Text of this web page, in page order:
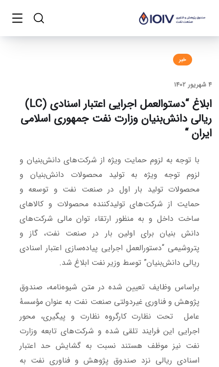
خبر
4 شهریور 1402
ابلاغ “دستوالعمل اجرایی اعتبار اسنادی (LC)
ریالی دانش‌بنیان وزارت نفت جمهوری اسلامی
ایران “
با توجه به لزوم حمایت ویژه از شرکت‌های دانش‌بنیان و
لزوم توجه ویژه به تولید محصولات دانش‌بنیان و
محصولات تولید بار اول در صنعت نفت و توسعه و
حمایت از شرکت‌های تولیدکننده محصولات و کالاهای
ساخت داخل و به منظور ارتقاء توان مالی شرکت‌های
دانش بنیان برای اولین بار در صنعت نفت، گاز و
پتروشیمی “دستورالعمل اجرایی پیاده‌سازی اعتبار اسنادی
ریالی دانش‌بنیان” توسط وزیر نفت ابلاغ شد.
براساس وظایف تعیین شده در متن شیوه‌نامه، صندوق
پژوهش و فناوری غیردولتی صنعت نفت به عنوان مؤسسۀ
عامل تحت نظارت کارگروه نظارت و پیگیری، محور
اجرایی این فرایند تلقی شده و شرکت‌های تابعه وزارت
نفت نیز موظف هستند نسبت به گشایش حد اعتبار
اسنادی ریالی نزد صندوق پژوهش و فناوری نفت به